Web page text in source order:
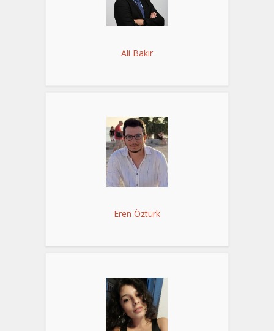
Ali Bakır
Eren Öztürk